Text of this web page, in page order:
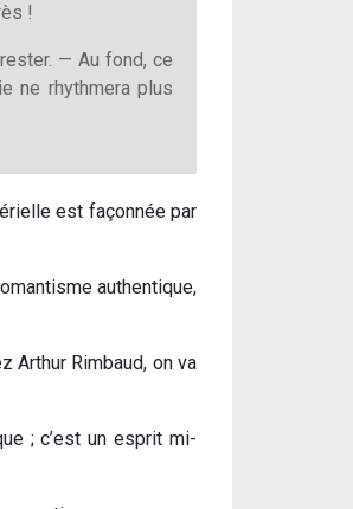
!
— Au fond, ce
ne rhythmera plus
est façonnée par
authentique,
Arthur Rimbaud, on va
; c’est un esprit mi-